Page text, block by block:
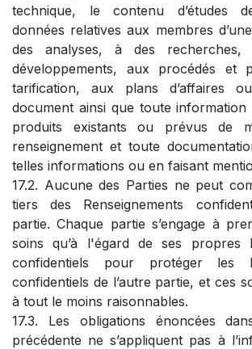
technique, le contenu d’études
données relatives aux membres
des analyses, à des recherches,
développements, aux procédés et
tarification, aux plans d’affaires
document ainsi que toute information
produits existants ou prévus de
renseignement et toute
telles informations ou en faisant
17.2. Aucune des Parties ne peut
tiers des Renseignements
partie. Chaque partie s’engage à
soins qu’à l'égard de ses propres
confidentiels pour protéger les
confidentiels de l’autre partie, et ces
à tout le moins raisonnables.
17.3. Les obligations énoncées
précédente ne s’appliquent pas à